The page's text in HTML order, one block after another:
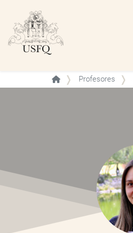
Profesores